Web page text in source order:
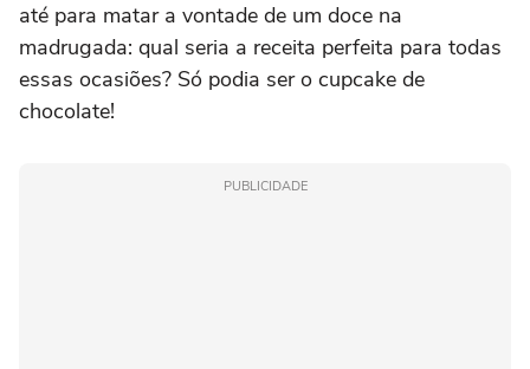
até para matar a vontade de um doce na
madrugada: qual seria a receita perfeita para todas
essas ocasiões? Só podia ser o cupcake de
chocolate!
PUBLICIDADE